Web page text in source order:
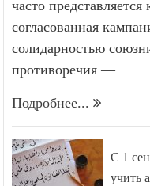
часто
согласованная
солидарностью
противоречия —
Подробнее...
С 1
учить